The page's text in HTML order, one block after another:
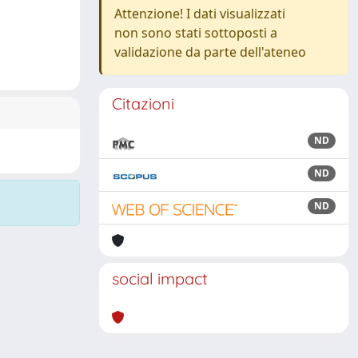
Attenzione! I dati visualizzati
non sono stati sottoposti a
validazione da parte dell'ateneo
Citazioni
ND
ND
ND
social impact